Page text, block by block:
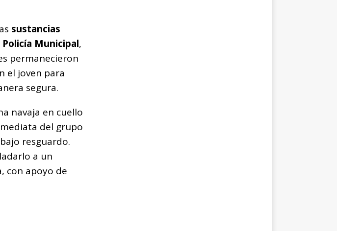
sustancias
Policía Municipal,
permanecieron
el joven para
segura.
navaja en cuello
del grupo
resguardo.
a un
con apoyo de